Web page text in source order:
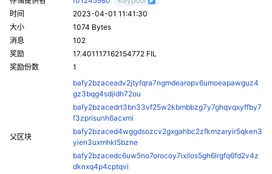
时间
2023-04-01 11:41:30
大小
1074 Bytes
消息
102
奖励
17.401117162154772 FIL
奖励份数
1
父区块
bafy2bzaceadv2jtyfqra7ngmdearopv6umoeapawguz4
gz3bqg4sdjidh72ou
bafy2bzacedrt3bn33vf25w2kbmbbzg7y7ghqvqxyffby7
f3zprisunh6acxmi
bafy2bzaced4wggdsozcv2gxgahbc2zfkmzaryir5qken3
yien3uxmhkl5bzne
bafy2bzacedc6uw5no7orocoy7ixilos5gh6lrgfq6fd2v4z
dknxq4p4cptqvi